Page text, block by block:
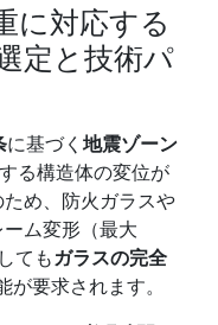
に対応する
定と技術パ
に基づく 地震ゾーン
る構造体の変位が
め、防火ガラスや
ム変形（最大
てもガラスの完全
が要求されます。